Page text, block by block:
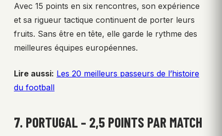
Avec 15 points en six rencontres, son expérience
et sa rigueur tactique continuent de porter leurs
fruits. Sans être en tête, elle garde le rythme des
meilleures équipes européennes.
Lire aussi: Les 20 meilleurs passeurs de l’histoire
du football
7. PORTUGAL – 2,5 POINTS PAR MATCH